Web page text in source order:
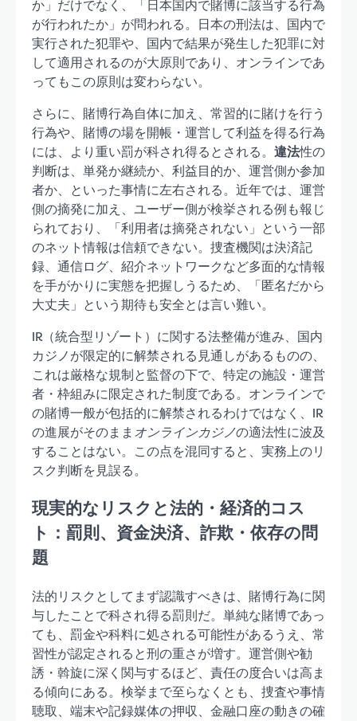
か」だけでなく、「日本国内で賭博に該当する行為
が行われたか」が問われる。日本の刑法は、国内で
実行された犯罪や、国内で結果が発生した犯罪に対
して適用されるのが大原則であり、オンラインであ
ってもこの原則は変わらない。
さらに、賭博行為自体に加え、常習的に賭けを行う
行為や、賭博の場を開帳・運営して利益を得る行為
には、より重い罰が科され得るとされる。 違法性の
判断は、単発か継続か、利益目的か、運営側か参加
者か、といった事情に左右される。近年では、運営
側の摘発に加え、ユーザー側が検挙される例も報じ
られており、「利用者は摘発されない」という一部
のネット情報は信頼できない。捜査機関は決済記
録、通信ログ、紹介ネットワークなど多面的な情報
を手がかりに実態を把握しうるため、「匿名だから
大丈夫」という期待も安全とは言い難い。
IR（統合型リゾート）に関する法整備が進み、国内
カジノが限定的に解禁される見通しがあるものの、
これは厳格な規制と監督の下で、特定の施設・運営
者・枠組みに限定された制度である。オンラインで
の賭博一般が包括的に解禁されるわけではなく、IR
の進展がそのまま オンラインカジノの適法性に波及
することはない。この点を混同すると、実務上のリ
スク判断を見誤る。
現実的なリスクと法的・経済的コス
ト：罰則、資金決済、詐欺・依存の問
題
法的リスクとしてまず認識すべきは、賭博行為に関
与したことで科され得る罰則だ。単純な賭博であっ
ても、罰金や科料に処される可能性があるうえ、常
習性が認定されると刑の重さが増す。運営側や勧
誘・斡旋に深く関与するほど、責任の度合いは高ま
る傾向にある。検挙まで至らなくとも、捜査や事情
聴取、端末や記録媒体の押収、金融口座の動きの確